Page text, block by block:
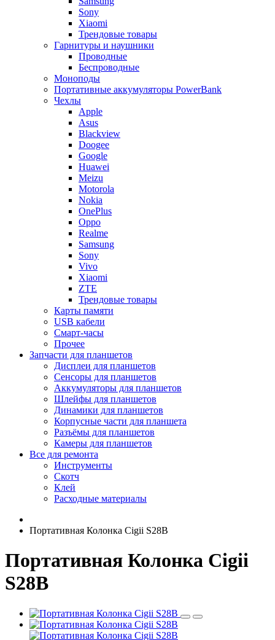
Sony
Xiaomi
Трендовые товары
Гарнитуры и наушники
Проводные
Беспроводные
Моноподы
Портативные аккумуляторы PowerBank
Чехлы
Apple
Asus
Blackview
Doogee
Google
Huawei
Meizu
Motorola
Nokia
OnePlus
Oppo
Realme
Samsung
Sony
Vivo
Xiaomi
ZTE
Трендовые товары
Карты памяти
USB кабели
Смарт-часы
Прочее
Запчасти для планшетов
Дисплеи для планшетов
Сенсоры для планшетов
Аккумуляторы для планшетов
Шлейфы для планшетов
Динамики для планшетов
Корпусные части для планшета
Разъёмы для планшетов
Камеры для планшетов
Все для ремонта
Инструменты
Скотч
Клей
Расходные материалы
Портативная Колонка Cigii S28B
Портативная Колонка Cigii
S28B